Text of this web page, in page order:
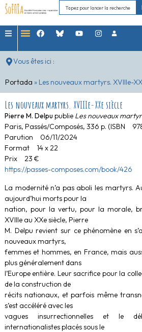
Vous êtes ici :
Portada » Les nouveaux martyrs. XVIIIe-
Les nouveaux martyrs. XVIIIe-XXe siècle
Pierre M. Delpu publie Les nouveaux
Paris, Passés/Composés, 336 p. (ISBN
Parution 06/11/2024
Format 14 x 22
Prix 23 €
https://passes-composes.com/book/426
La modernité n’a pas aboli les martyrs.
aujourd’hui morts pour la
nation, pour la vertu, pour la morale,
XVIIIe au XXe siècle, Pierre
M. Delpu revient sur ce phénomène en
nouveaux martyrs,
femmes et hommes, en France, mais
plus généralement dans
l’Europe entière. Leur sacrifice pour la
de la construction de
récits nationaux, et parfois même
s’est accéléré avec les
vagues insurrectionnelles et le
internationalistes placés sous le